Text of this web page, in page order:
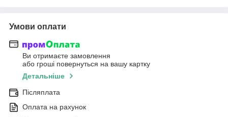
Умови оплати
Ви отримаєте замовлення
або гроші повернуться на вашу картку
Детальніше
Післяплата
Оплата на рахунок